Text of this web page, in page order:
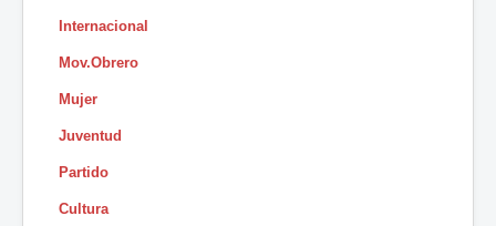
Internacional
Mov.Obrero
Mujer
Juventud
Partido
Cultura